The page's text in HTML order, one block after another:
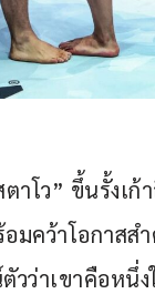
โว” ขึ้นรั้งเก้
มคว้าโอกาส
วว่าเขาคือห